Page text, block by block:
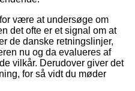
være at undersøge om
det ofte er et signal om at
de danske retningslinjer,
nu og da evalueres af
vilkår. Derudover giver det
for så vidt du møder